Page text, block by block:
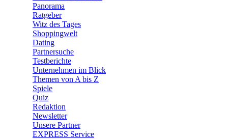
Panorama
Ratgeber
Witz des Tages
Shoppingwelt
Dating
Partnersuche
Testberichte
Unternehmen im Blick
Themen von A bis Z
Spiele
Quiz
Redaktion
Newsletter
Unsere Partner
EXPRESS Service